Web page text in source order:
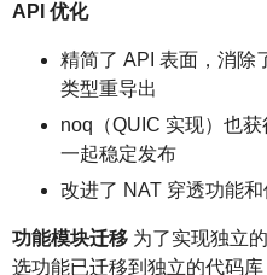
API 优化
精简了 API 表面，消除
类型重导出
noq（QUIC 实现）也
一起稳定发布
改进了 NAT 穿透功能
功能模块迁移 为了实现独立
选功能已迁移到独立的代码库